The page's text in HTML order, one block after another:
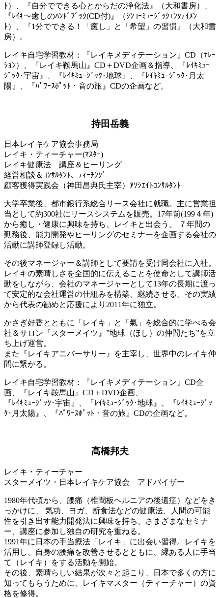
ﾄ）、『自分でできる心とからだの浄化法』（大和書房）、
『ﾚｲｷ～癒しのﾊﾝﾄﾞﾌﾞｯｸ(CD付)』（ｼﾝｺｰﾐｭｰｼﾞｯｸｴﾝﾀﾃｲﾒﾝ
ﾄ）、『1分でできる！「癒し」と「希望」の習慣』（大和書
房）。
レイキ自宅学習教材：『レイキメディテーション』CD（ﾅﾚｰ
ｼｮﾝ）、『レイキ鞍馬山』CD＋DVD企画＆指導、『ﾚｲｷﾐｭｰ
ｼﾞｯｸ･宇宙』、『ﾚｲｷﾐｭｰｼﾞｯｸ･地球』、『ﾚｲｷﾐｭｰｼﾞｯｸ･月太
陽』、『ﾊﾟﾜｰｽﾎﾟｯﾄ・音の旅』CDの企画など。
持田岳義
日本レイキケア協会事務局
レイキ・ティーチャー(ﾏｽﾀｰ)
レイキ健康法 講座＆ヒーリング
経営相談＆ｺﾝｻﾙﾀﾝﾄ、ﾃｨｰﾁﾝｸﾞ
顧客獲得実践会（神田昌典氏主宰）ｱｿｼｴｲﾄｺﾝｻﾙﾀﾝﾄ
大学卒業後、都市銀行系総合リース会社に就職。主に営業担
当として約300社にリースシステムを販売。17年前(199４年)
から癒し・健康に興味を持ち、レイキと出会う。 ７年間の
勤務後、能力開発やヒーリングのセミナーを企画する会社の
活動に講師登録し活動。
その後マネージャー＆講師として要請を受け同会社に入社。
レイキの素晴しさを全国的に伝えることを使命として講師活
動をしながら、会社のマネージャーとして13年の長期に渡っ
て安定的な会社運営の仕組みを構築、継続させる。その実績
から代表の勧めと応援により2011年に独立。
かさぎ好香とともに「レイキ」と「氣」を総合的に学べる会
社＆サロン『スターメイツ』”地球（ほし）の仲間たち”を立
ち上げ運営。
また『レイキアニバーサリー』を主宰し、世界中のレイキ仲
間に繋がる。
レイキ自宅学習教材：『レイキメディテーション』CD企
画、『レイキ鞍馬山』CD＋DVD企画、
『ﾚｲｷﾐｭｰｼﾞｯｸ･宇宙』、『ﾚｲｷﾐｭｰｼﾞｯｸ･地球』、『ﾚｲｷﾐｭｰｼﾞｯ
ｸ･月太陽』、『ﾊﾟﾜｰｽﾎﾟｯﾄ・音の旅』CDの企画など。
髙橋邦夫
レイキ・ティーチャー
スターメイツ・日本レイキケア協会 アドバイザー
1980年代頃から、腰痛（椎間板ヘルニアの後遺症）などをき
っかけに、 気功、ヨガ、断食法などの健康法、人間の可能
性を引き出す能力開発法に興味を持ち、さまざまなセミナ
ー、講座に参加し独自の研究を重ねる。
1991年に日本の手当療法「レイキ」に出会い習得。レイキを
活用し、自身の腰痛を改善させるとともに、縁ある人に手当
て（レイキ）をする活動を開始。
その後、素晴らしい結果が次々と起こり、日本で多くの方に
知ってもらうために、レイキマスター（ティーチャー）の資
格を修得。